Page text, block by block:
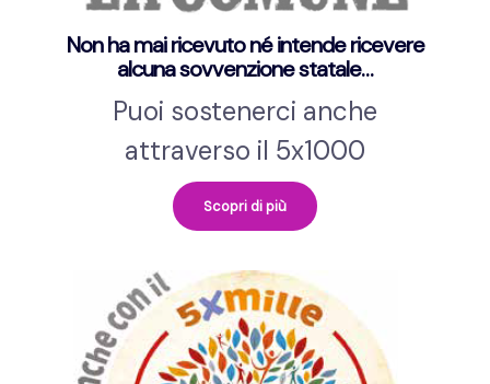
Non ha mai ricevuto né intende ricevere
alcuna sovvenzione statale…
Puoi sostenerci anche
attraverso il 5x1000
Scopri di più